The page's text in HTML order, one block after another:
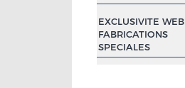
EXCLUSIVITE WEB
FABRICATIONS
SPECIALES